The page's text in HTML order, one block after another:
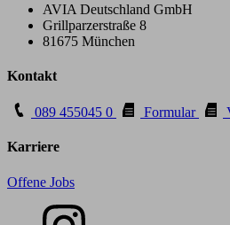
AVIA Deutschland GmbH
Grillparzerstraße 8
81675 München
Kontakt
089 455045 0 Formular
Karriere
Offene Jobs